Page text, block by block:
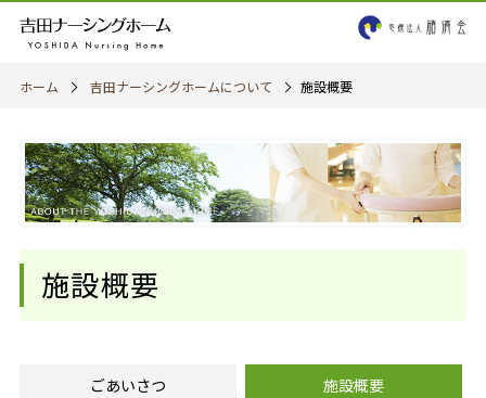
ホーム 吉田ナーシングホームについて 施設概要
施設概要
ごあいさつ 施設概要